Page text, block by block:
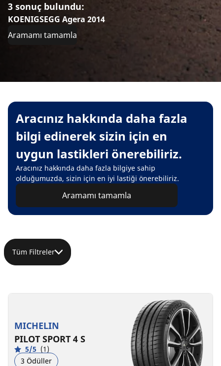
3 sonuç bulundu:
KOENIGSEGG Agera 2014
Aramamı tamamla
Aracınız hakkında daha fazla
bilgi edinerek sizin için en
uygun lastikleri önerebiliriz.
Aracınız hakkında daha fazla bilgiye sahip
olduğumuzda, sizin için en iyi lastiği önerebiliriz.
Aramamı tamamla
Tüm Filtreler
MICHELIN
PILOT SPORT 4 S
5/5 (1)
3 Ödüller